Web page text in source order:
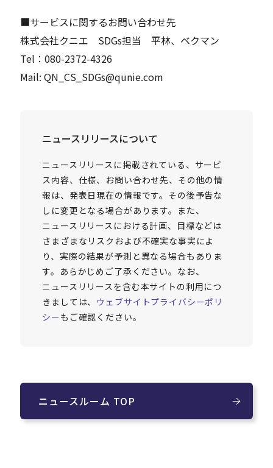
■サービスに関するお問い合わせ先
株式会社クニエ SDGs担当 平林、ベクマン
Tel：080-2372-4326
Mail: QN_CS_SDGs@qunie.com
ニュースリリースについて
ニュースリリースに掲載されている、サービ
ス内容、仕様、お問い合わせ先、その他の情
報は、発表日現在の情報です。その後予告な
しに変更となる場合があります。また、
ニュースリリースにおける計画、目標などは
さまざまなリスクおよび不確実な事実によ
り、実際の結果が予測と異なる場合もありま
す。あらかじめご了承ください。なお、
ニュースリリースを含む本サイトの利用につ
きましては、 ウェブサイトプライバシーポリ
シーもご確認ください。
ニュースルーム TOP